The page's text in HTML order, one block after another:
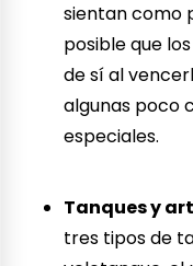
sientan como
posible que
de sí al
algunas poco
especiales.
Tanques y
tres tipos de